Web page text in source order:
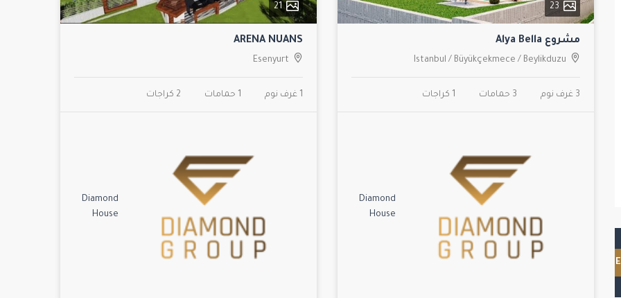
23
مشروع Alya Bella
Istanbul / Büyükçekmece / Beylikduzu
3 غرف نوم 3 حمامات 1 كراجات
Diamond
House
21
ARENA NUANS
Esenyurt
1 غرف نوم 1 حمامات 2 كراجات
Diamond
House